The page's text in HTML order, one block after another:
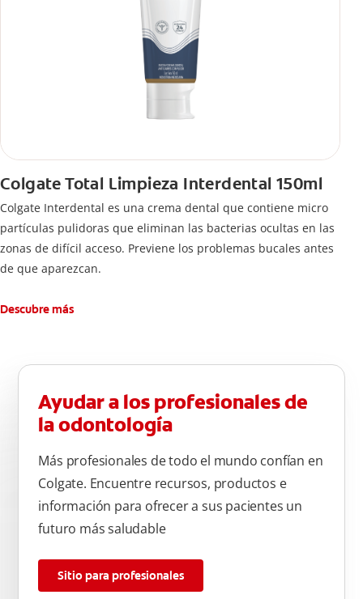
Colgate Total Limpieza Interdental 150ml
Colgate Interdental es una crema dental que contiene micro
partículas pulidoras que eliminan las bacterias ocultas en las
zonas de difícil acceso. Previene los problemas bucales antes
de que aparezcan.
Descubre más
Ayudar a los profesionales de
la odontología
Más profesionales de todo el mundo confían en
Colgate. Encuentre recursos, productos e
información para ofrecer a sus pacientes un
futuro más saludable
Sitio para profesionales